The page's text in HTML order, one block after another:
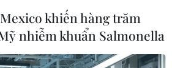
khiến hàng trăm
nhiễm khuẩn Salmonella